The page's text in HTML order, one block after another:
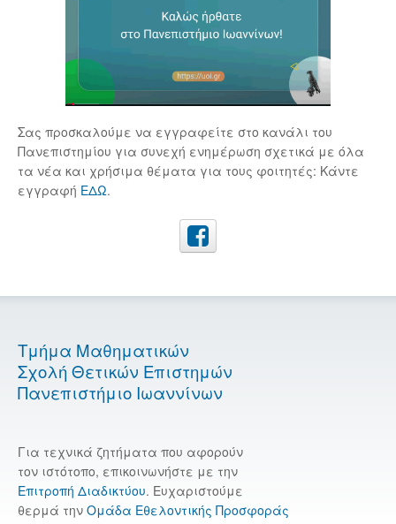
Σας προσκαλούμε να εγγραφείτε στο κανάλι του
Πανεπιστημίου για συνεχή ενημέρωση σχετικά με όλα
τα νέα και χρήσιμα θέματα για τους φοιτητές: Κάντε
εγγραφή ΕΔΩ.
Τμήμα Μαθηματικών
Σχολή Θετικών Επιστημών
Πανεπιστήμιο Ιωαννίνων
Για τεχνικά ζητήματα που αφορούν
τον ιστότοπο, επικοινωνήστε με την
Επιτροπή Διαδικτύου. Ευχαριστούμε
θερμά την Ομάδα Εθελοντικής Προσφοράς